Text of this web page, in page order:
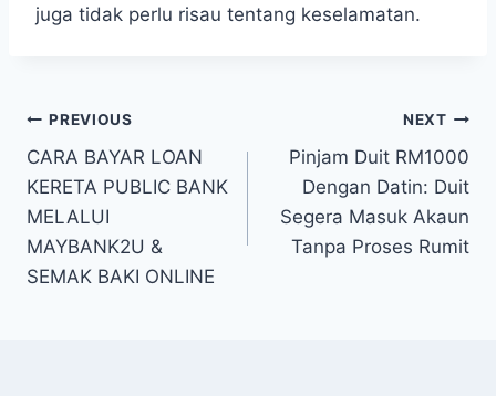
juga tidak perlu risau tentang keselamatan.
Navigasi
kiriman
PREVIOUS
CARA BAYAR LOAN
KERETA PUBLIC BANK
MELALUI
MAYBANK2U &
SEMAK BAKI ONLINE
NEXT
Pinjam Duit RM1000
Dengan Datin: Duit
Segera Masuk Akaun
Tanpa Proses Rumit